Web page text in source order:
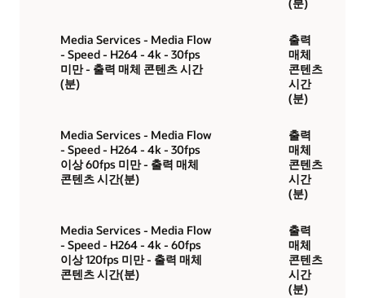
(분)
Media Services - Media Flow
- Speed - H264 - 4k - 30fps
미만 - 출력 매체 콘텐츠 시간
(분)
출력
매체
콘텐츠
시간
(분)
Media Services - Media Flow
- Speed - H264 - 4k - 30fps
이상 60fps 미만 - 출력 매체
콘텐츠 시간(분)
출력
매체
콘텐츠
시간
(분)
Media Services - Media Flow
- Speed - H264 - 4k - 60fps
이상 120fps 미만 - 출력 매체
콘텐츠 시간(분)
출력
매체
콘텐츠
시간
(분)